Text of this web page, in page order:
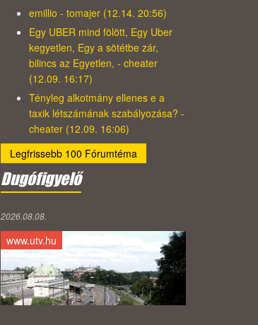
emillio - tomajer (12.14. 20:56)
Egy UBER mind fölött, Egy Uber
kegyetlen, Egy a sötétbe zár,
bilincs az Egyetlen, - cheater
(12.09. 16:17)
Tényleg alkotmány ellenes e a
taxik létszámának szabályozása? -
cheater (12.09. 16:06)
Legfrissebb 100 Fórumtéma
Dugófigyelő
2026.08.08.
www.utv.hu